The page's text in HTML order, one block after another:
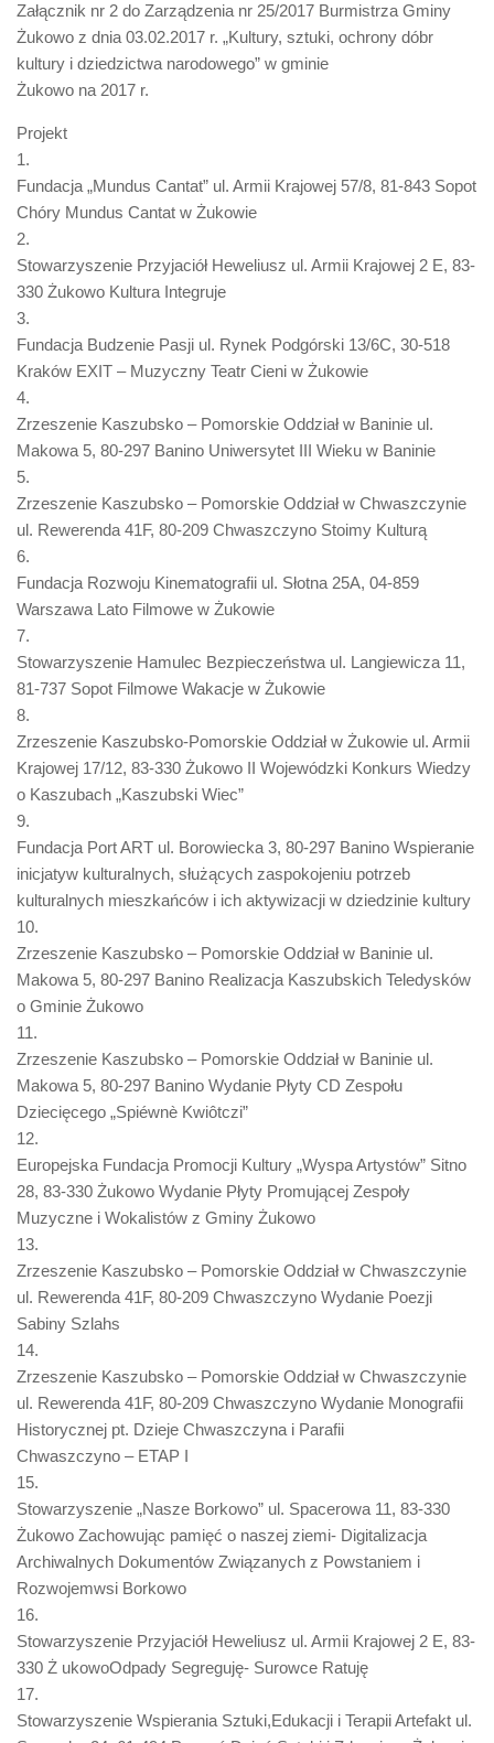
Załącznik nr 2 do Zarządzenia nr 25/2017 Burmistrza Gminy
Żukowo z dnia 03.02.2017 r. „Kultury, sztuki, ochrony dóbr
kultury i dziedzictwa narodowego” w gminie
Żukowo na 2017 r.
Projekt
1.
Fundacja „Mundus Cantat” ul. Armii Krajowej 57/8, 81-843 Sopot
Chóry Mundus Cantat w Żukowie
2.
Stowarzyszenie Przyjaciół Heweliusz ul. Armii Krajowej 2 E, 83-
330 Żukowo Kultura Integruje
3.
Fundacja Budzenie Pasji ul. Rynek Podgórski 13/6C, 30-518
Kraków EXIT – Muzyczny Teatr Cieni w Żukowie
4.
Zrzeszenie Kaszubsko – Pomorskie Oddział w Baninie ul.
Makowa 5, 80-297 Banino Uniwersytet III Wieku w Baninie
5.
Zrzeszenie Kaszubsko – Pomorskie Oddział w Chwaszczynie
ul. Rewerenda 41F, 80-209 Chwaszczyno Stoimy Kulturą
6.
Fundacja Rozwoju Kinematografii ul. Słotna 25A, 04-859
Warszawa Lato Filmowe w Żukowie
7.
Stowarzyszenie Hamulec Bezpieczeństwa ul. Langiewicza 11,
81-737 Sopot Filmowe Wakacje w Żukowie
8.
Zrzeszenie Kaszubsko-Pomorskie Oddział w Żukowie ul. Armii
Krajowej 17/12, 83-330 Żukowo II Wojewódzki Konkurs Wiedzy
o Kaszubach „Kaszubski Wiec”
9.
Fundacja Port ART ul. Borowiecka 3, 80-297 Banino Wspieranie
inicjatyw kulturalnych, służących zaspokojeniu potrzeb
kulturalnych mieszkańców i ich aktywizacji w dziedzinie kultury
10.
Zrzeszenie Kaszubsko – Pomorskie Oddział w Baninie ul.
Makowa 5, 80-297 Banino Realizacja Kaszubskich Teledysków
o Gminie Żukowo
11.
Zrzeszenie Kaszubsko – Pomorskie Oddział w Baninie ul.
Makowa 5, 80-297 Banino Wydanie Płyty CD Zespołu
Dziecięcego „Spiéwnè Kwiôtczi”
12.
Europejska Fundacja Promocji Kultury „Wyspa Artystów” Sitno
28, 83-330 Żukowo Wydanie Płyty Promującej Zespoły
Muzyczne i Wokalistów z Gminy Żukowo
13.
Zrzeszenie Kaszubsko – Pomorskie Oddział w Chwaszczynie
ul. Rewerenda 41F, 80-209 Chwaszczyno Wydanie Poezji
Sabiny Szlahs
14.
Zrzeszenie Kaszubsko – Pomorskie Oddział w Chwaszczynie
ul. Rewerenda 41F, 80-209 Chwaszczyno Wydanie Monografii
Historycznej pt. Dzieje Chwaszczyna i Parafii
Chwaszczyno – ETAP I
15.
Stowarzyszenie „Nasze Borkowo” ul. Spacerowa 11, 83-330
Żukowo Zachowując pamięć o naszej ziemi- Digitalizacja
Archiwalnych Dokumentów Związanych z Powstaniem i
Rozwojemwsi Borkowo
16.
Stowarzyszenie Przyjaciół Heweliusz ul. Armii Krajowej 2 E, 83-
330 Ż ukowoOdpady Segreguję- Surowce Ratuję
17.
Stowarzyszenie Wspierania Sztuki,Edukacji i Terapii Artefakt ul.